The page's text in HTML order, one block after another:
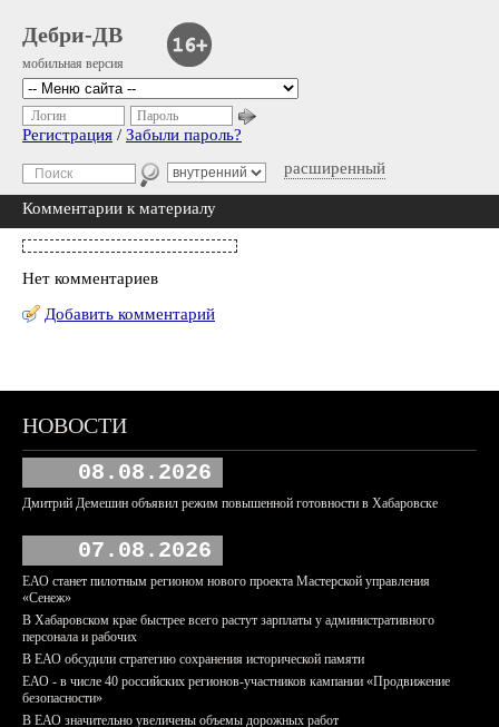
Дебри-ДВ
мобильная версия
расширенный
Логин Пароль
Регистрация / Забыли пароль?
Комментарии к материалу
Нет комментариев
Добавить комментарий
НОВОСТИ
08.08.2026
Дмитрий Демешин объявил режим повышенной готовности в Хабаровске
07.08.2026
ЕАО станет пилотным регионом нового проекта Мастерской управления
«Сенеж»
В Хабаровском крае быстрее всего растут зарплаты у административного
персонала и рабочих
В ЕАО обсудили стратегию сохранения исторической памяти
ЕАО - в числе 40 российских регионов-участников кампании «Продвижение
безопасности»
В ЕАО значительно увеличены объемы дорожных работ